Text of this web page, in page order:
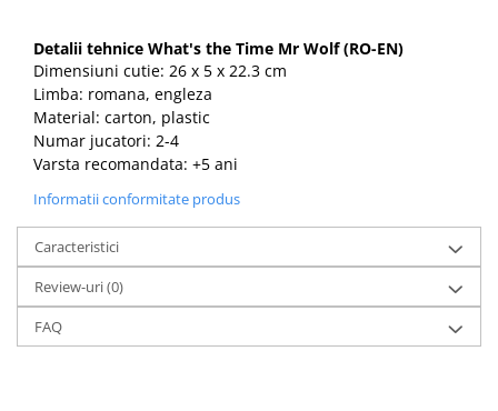
Detalii tehnice What's the Time Mr Wolf (RO-EN)
Dimensiuni cutie: 26 x 5 x 22.3 cm
Limba: romana, engleza
Material: carton, plastic
Numar jucatori: 2-4
Varsta recomandata: +5 ani
Informatii conformitate produs
Caracteristici
Review-uri(0)
FAQ